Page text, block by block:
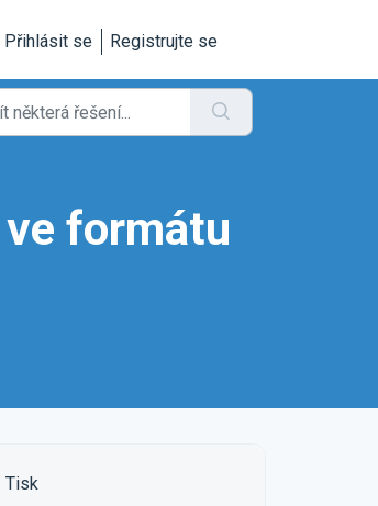
Přihlásit se Registrujte se
formátu
Tisk